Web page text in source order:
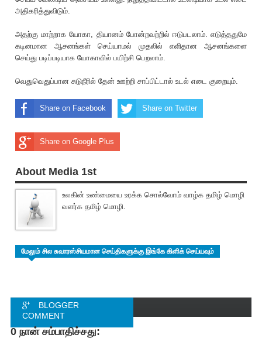
அதிகரித்துவிடும்.
அதற்கு மாற்றாக யோகா, தியானம் போன்றவற்றில் ஈடுபடலாம். எடுத்ததுமே
கடினமான ஆசனங்கள் செய்யாமல் முதலில் எளிதான ஆசனங்களை
செய்து படிப்படியாக யோகாவில் பயிற்சி பெறலாம்.
வெதுவெதுப்பான சுடுநீரில் தேன் ஊற்றி சாப்பிட்டால் உடல் எடை குறையும்.
Share on Facebook Share on Twitter
Share on Google Plus
About Media 1st
உலகின் உண்மையை உரக்க சொல்வோம் வாழ்க தமிழ் மொழி
வளர்க தமிழ் மொழி.
மேலும் சில சுவாரஸ்சியமான செய்திகளுக்கு இங்கே கிளிக் செய்யவும்
BLOGGER
COMMENT
FACEBOOK
0 நான் சம்பாதிச்சது: